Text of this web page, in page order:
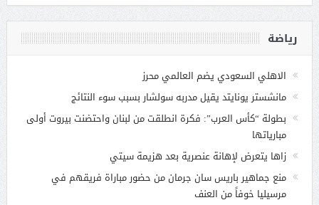
رياضة
الاهلي السعودي يضم العالمي محرز
مانشستر يونايتد يقيل مدربه سولشار بسبب سوء النتائج
بطولة “كأس العرب”: فكرة انطلقت من لبنان واحتضنت بيروت أولى
مبارياتها
زاها يتعرض لإهانة عنصرية بعد هزيمة سيتي
منع جماهير باريس سان جرمان من حضور مباراة فريقهم في
مرسيليا خوفاً من العنف